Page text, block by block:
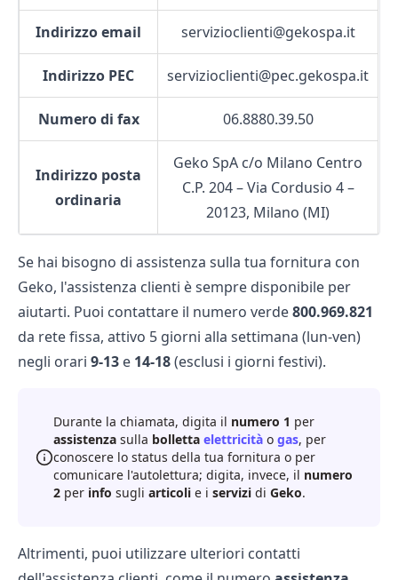
Indirizzo email servizioclienti@gekospa.it
Indirizzo PEC servizioclienti@pec.gekospa.it
Numero di fax 06.8880.39.50
Indirizzo posta
ordinaria
Geko SpA c/o Milano Centro
C.P. 204 – Via Cordusio 4 –
20123, Milano (MI)
Se hai bisogno di assistenza sulla tua fornitura con
Geko, l'assistenza clienti è sempre disponibile per
aiutarti. Puoi contattare il numero verde800.969.821
da rete fissa, attivo 5 giorni alla settimana (lun-ven)
negli orari 9-13 e 14-18(esclusi i giorni festivi).
Durante la chiamata, digita il numero 1 per
assistenza sulla bolletta elettricità o gas, per
conoscere lo status della tua fornitura o per
comunicare l'autolettura; digita, invece, il numero
2 per info sugli articoli e i servizi di Geko.
Altrimenti, puoi utilizzare ulteriori contatti